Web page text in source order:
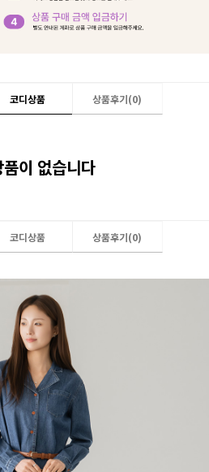
코디상품 상품후기(0)
이 없습니다
코디상품 상품후기(0)